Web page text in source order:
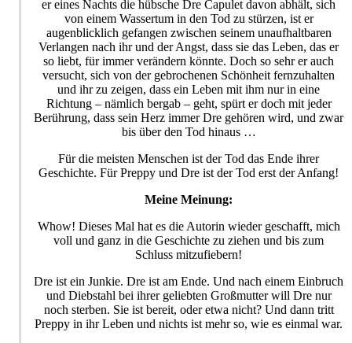
er eines Nachts die hübsche Dre Capulet davon abhält, sich
von einem Wassertum in den Tod zu stürzen, ist er
augenblicklich gefangen zwischen seinem unaufhaltbaren
Verlangen nach ihr und der Angst, dass sie das Leben, das er
so liebt, für immer verändern könnte. Doch so sehr er auch
versucht, sich von der gebrochenen Schönheit fernzuhalten
und ihr zu zeigen, dass ein Leben mit ihm nur in eine
Richtung – nämlich bergab – geht, spürt er doch mit jeder
Berührung, dass sein Herz immer Dre gehören wird, und zwar
bis über den Tod hinaus …
Für die meisten Menschen ist der Tod das Ende ihrer
Geschichte. Für Preppy und Dre ist der Tod erst der Anfang!
Meine Meinung:
Whow! Dieses Mal hat es die Autorin wieder geschafft, mich
voll und ganz in die Geschichte zu ziehen und bis zum
Schluss mitzufiebern!
Dre ist ein Junkie. Dre ist am Ende. Und nach einem Einbruch
und Diebstahl bei ihrer geliebten Großmutter will Dre nur
noch sterben. Sie ist bereit, oder etwa nicht? Und dann tritt
Preppy in ihr Leben und nichts ist mehr so, wie es einmal war.